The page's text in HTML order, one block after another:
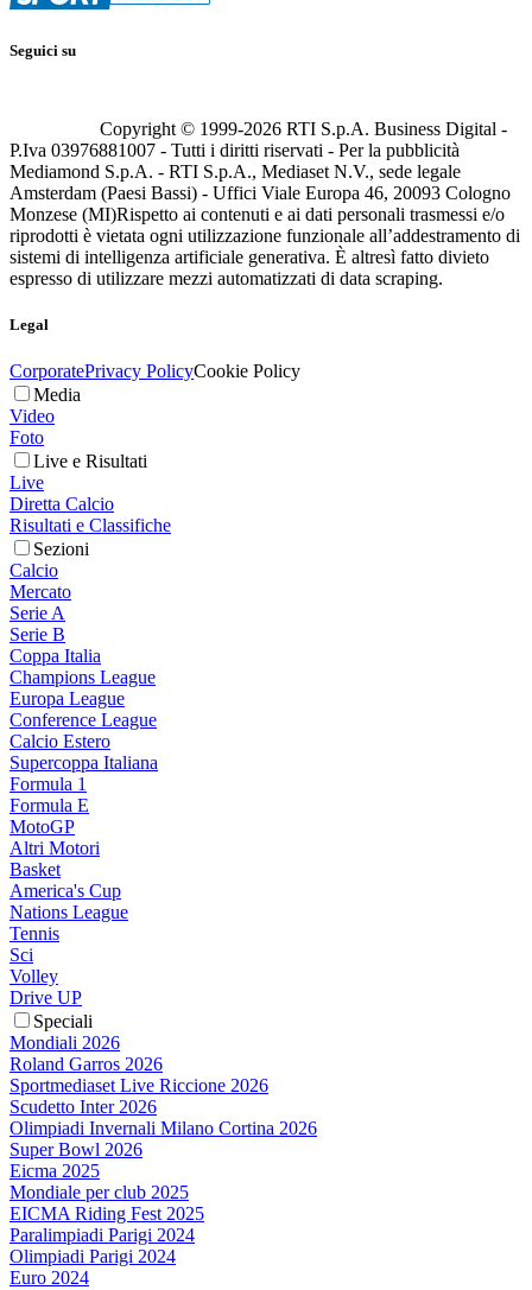
Seguici su
Copyright © 1999-2026 RTI S.p.A. Business Digital -
P.Iva 03976881007 - Tutti i diritti riservati - Per la pubblicità
Mediamond S.p.A. - RTI S.p.A., Mediaset N.V., sede legale
Amsterdam (Paesi Bassi) - Uffici Viale Europa 46, 20093 Cologno
Monzese (MI)Rispetto ai contenuti e ai dati personali trasmessi e/o
riprodotti è vietata ogni utilizzazione funzionale all’addestramento di
sistemi di intelligenza artificiale generativa. È altresì fatto divieto
espresso di utilizzare mezzi automatizzati di data scraping.
Legal
CorporatePrivacy PolicyCookie Policy
Media
Video
Foto
Live e Risultati
Live
Diretta Calcio
Risultati e Classifiche
Sezioni
Calcio
Mercato
Serie A
Serie B
Coppa Italia
Champions League
Europa League
Conference League
Calcio Estero
Supercoppa Italiana
Formula 1
Formula E
MotoGP
Altri Motori
Basket
America's Cup
Nations League
Tennis
Sci
Volley
Drive UP
Speciali
Mondiali 2026
Roland Garros 2026
Sportmediaset Live Riccione 2026
Scudetto Inter 2026
Olimpiadi Invernali Milano Cortina 2026
Super Bowl 2026
Eicma 2025
Mondiale per club 2025
EICMA Riding Fest 2025
Paralimpiadi Parigi 2024
Olimpiadi Parigi 2024
Euro 2024